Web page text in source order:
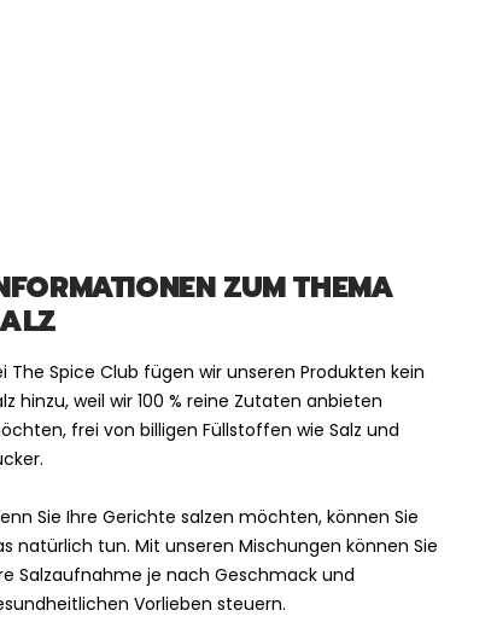
ZUM THEMA
The Spice Club fügen wir unseren Produkten kein
hinzu, weil wir 100 % reine Zutaten anbieten
frei von billigen Füllstoffen wie Salz und
Sie Ihre Gerichte salzen möchten, können Sie
natürlich tun. Mit unseren Mischungen können Sie
Salzaufnahme je nach Geschmack und
Vorlieben steuern.